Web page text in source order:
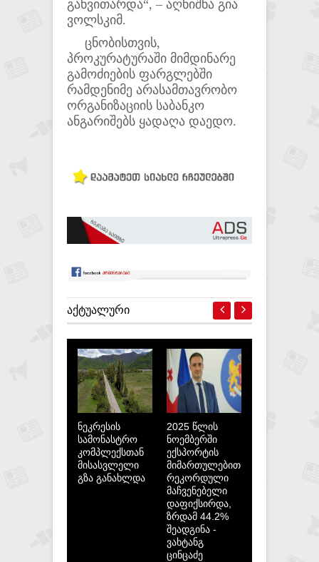
განვითარდა“, – აღნიშნა გია
ვოლსკიმ.
ცნობისთვის,
პროკურატურაში მიმდინარე
გამოძიების ფარგლებში
რამდენიმე არასამთავრობო
ორგანიზაციის საბანკო
ანგარიშებს ყადაღა დაედო.
ᲐᲥᲢᲣᲐᲚᲣᲠᲘ
ნეკრესის
სამონასტრო
კომპლექსთან
მისასვლელი
გზა განახლდა
2025 წლის
ნოემბერში
ექსპორტის
მიმართულებით
რეკორდული
მაჩვენებელი
დაფიქსირდა,
ზრდამ 44.2%
შეადგინა -
ვახტანგ
ცინცაძე